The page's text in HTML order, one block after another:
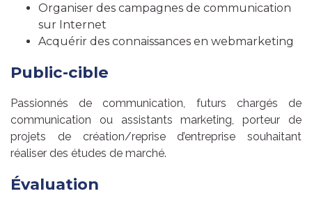
Organiser des campagnes de communication
sur Internet
Acquérir des connaissances en webmarketing
Public-cible
Passionnés de communication, futurs chargés de
communication ou assistants marketing, porteur de
projets de création/reprise d’entreprise souhaitant
réaliser des études de marché.
Évaluation